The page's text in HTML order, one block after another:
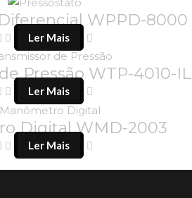
WPPD-8000
Ler Mais
Pressão WTP-4010-IL
Ler Mais
Digital WMD-2003
Ler Mais